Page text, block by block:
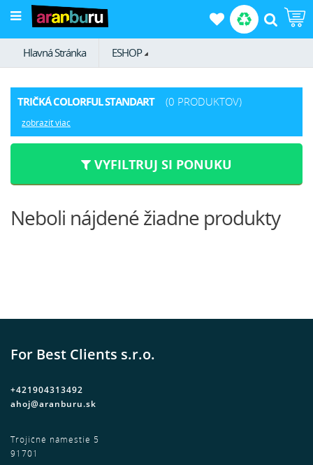
Hlavná Stránka ESHOP
TRIČKÁ COLORFUL STANDART (0 PRODUKTOV)
zobraziť viac
VYFILTRUJ SI PONUKU
Neboli nájdené žiadne produkty
For Best Clients s.r.o.
+421904313492
ahoj@aranburu.sk
Trojičné námestie 5
91701